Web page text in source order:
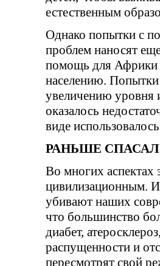
естественным
Однако попытки с
проблем наносят
помощь для Африки
населению. Попытки
увеличению уровня
оказалось
виде
РАНЬШЕ
Во многих аспектах
цивилизационным.
убивают наших
что большинство
диабет,
распущенности и
пересмотрят свой